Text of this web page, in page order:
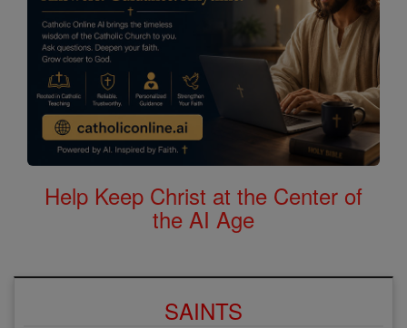
Help Keep Christ at the Center of
the AI Age
SAINTS